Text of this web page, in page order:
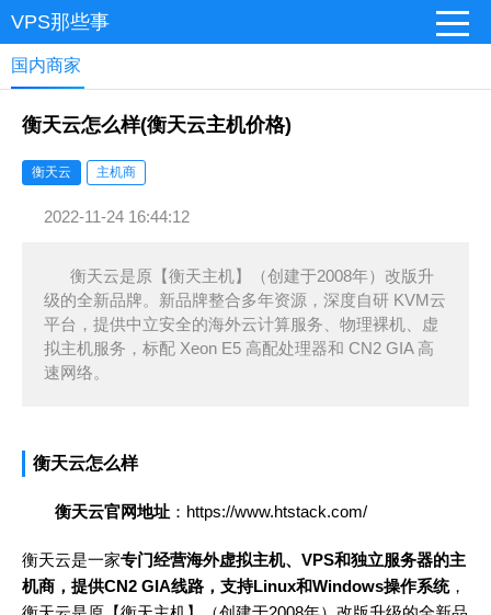
VPS那些事
国内商家
衡天云怎么样(衡天云主机价格)
衡天云 主机商
2022-11-24 16:44:12
衡天云是原【衡天主机】（创建于2008年）改版升
级的全新品牌。新品牌整合多年资源，深度自研 KVM云
平台，提供中立安全的海外云计算服务、物理裸机、虚
拟主机服务，标配 Xeon E5 高配处理器和 CN2 GIA 高
速网络。
衡天云怎么样
衡天云官网地址 ：https://www.htstack.com/
衡天云是一家专门经营海外虚拟主机、VPS和独立服务器的主
机商，提供CN2 GIA线路，支持Linux和Windows操作系统，